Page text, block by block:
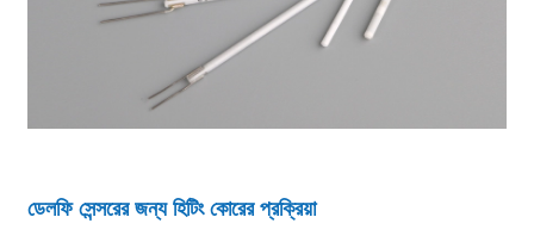
ডেলফি সেন্সরের জন্য হিটিং কোরের প্রক্রিয়া